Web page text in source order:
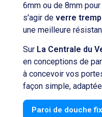
6mm ou de 8mm
s'agir de verre
une meilleure
Sur La Centrale du
en conceptions de
à concevoir vos
façon simple,
Paroi de douche